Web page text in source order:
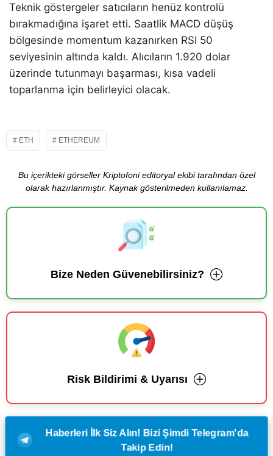
Teknik göstergeler satıcıların henüz kontrolü
bırakmadığına işaret etti. Saatlik MACD düşüş
bölgesinde momentum kazanırken RSI 50
seviyesinin altında kaldı. Alıcıların 1.920 dolar
üzerinde tutunmayı başarması, kısa vadeli
toparlanma için belirleyici olacak.
ETH ETHEREUM
Bu içerikteki görseller Kriptofoni editoryal ekibi tarafından özel
olarak hazırlanmıştır. Kaynak gösterilmeden kullanılamaz.
Bize Neden Güvenebilirsiniz?
Risk Bildirimi & Uyarısı
Haberleri İlk Siz Alın! Bizi Şimdi Telegram'da
Takip Edin!